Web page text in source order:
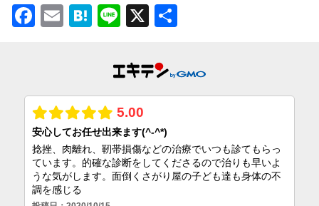
Facebook
EmailHatena
Line
X